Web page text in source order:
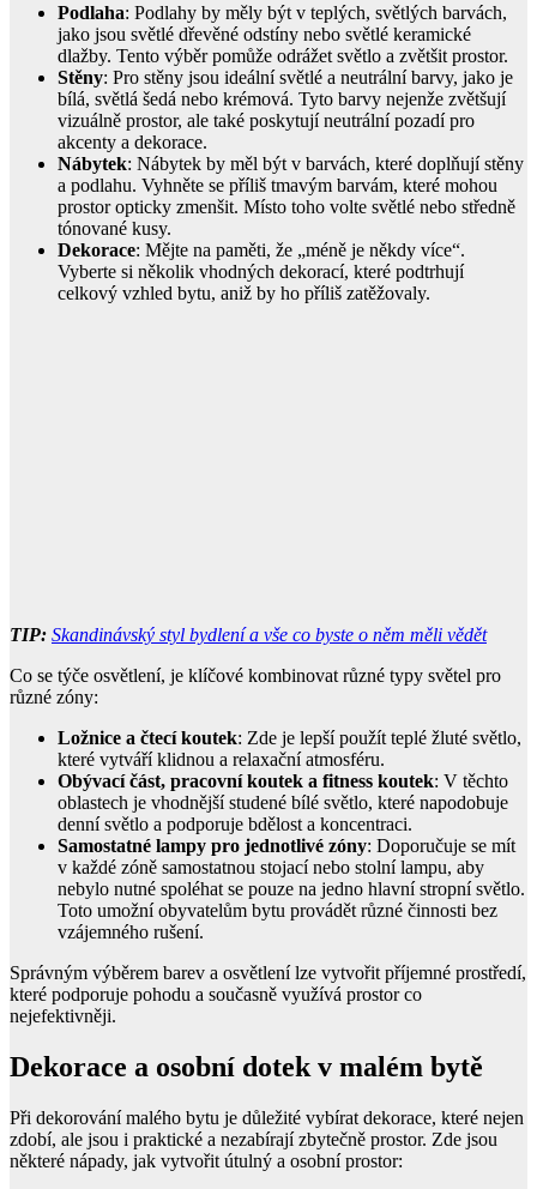
Podlaha: Podlahy by měly být v teplých, světlých barvách,
jako jsou světlé dřevěné odstíny nebo světlé keramické
dlažby. Tento výběr pomůže odrážet světlo a zvětšit prostor.
Stěny: Pro stěny jsou ideální světlé a neutrální barvy, jako je
bílá, světlá šedá nebo krémová. Tyto barvy nejenže zvětšují
vizuálně prostor, ale také poskytují neutrální pozadí pro
akcenty a dekorace.
Nábytek: Nábytek by měl být v barvách, které doplňují stěny
a podlahu. Vyhněte se příliš tmavým barvám, které mohou
prostor opticky zmenšit. Místo toho volte světlé nebo středně
tónované kusy.
Dekorace: Mějte na paměti, že „méně je někdy více“.
Vyberte si několik vhodných dekorací, které podtrhují
celkový vzhled bytu, aniž by ho příliš zatěžovaly.
TIP: Skandinávský styl bydlení a vše co byste o něm měli vědět
Co se týče osvětlení, je klíčové kombinovat různé typy světel pro
různé zóny:
Ložnice a čtecí koutek: Zde je lepší použít teplé žluté světlo,
které vytváří klidnou a relaxační atmosféru.
Obývací část, pracovní koutek a fitness koutek: V těchto
oblastech je vhodnější studené bílé světlo, které napodobuje
denní světlo a podporuje bdělost a koncentraci.
Samostatné lampy pro jednotlivé zóny: Doporučuje se mít
v každé zóně samostatnou stojací nebo stolní lampu, aby
nebylo nutné spoléhat se pouze na jedno hlavní stropní světlo.
Toto umožní obyvatelům bytu provádět různé činnosti bez
vzájemného rušení.
Správným výběrem barev a osvětlení lze vytvořit příjemné prostředí,
které podporuje pohodu a současně využívá prostor co
nejefektivněji.
Dekorace a osobní dotek v malém bytě
Při dekorování malého bytu je důležité vybírat dekorace, které nejen
zdobí, ale jsou i praktické a nezabírají zbytečně prostor. Zde jsou
některé nápady, jak vytvořit útulný a osobní prostor: